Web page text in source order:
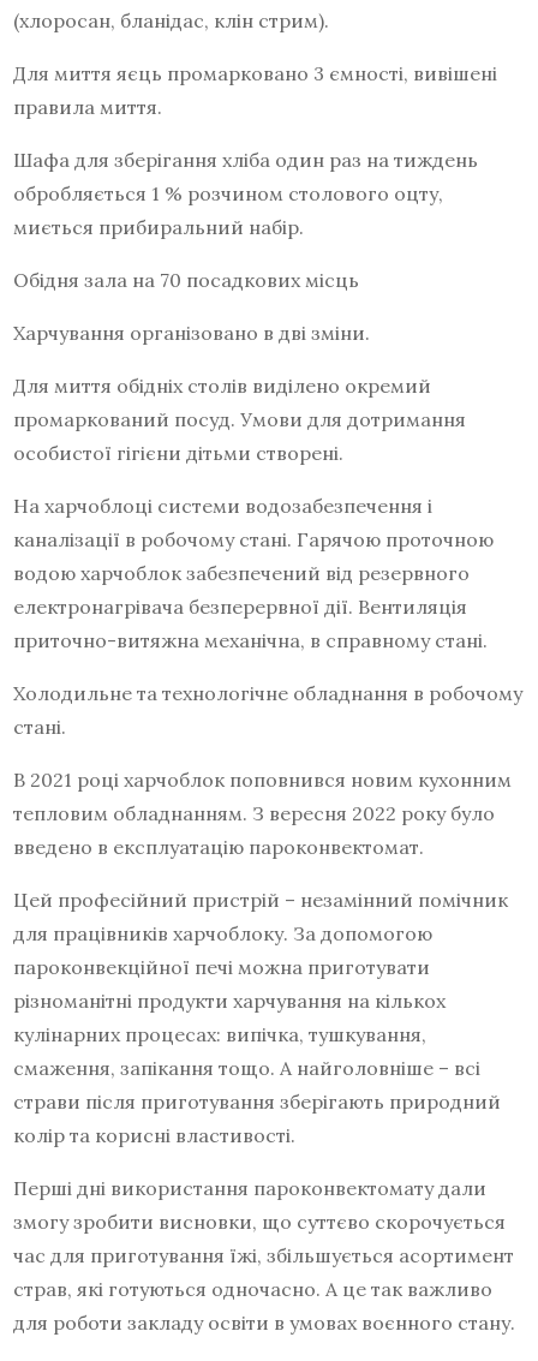
(хлоросан, бланідас, клін стрим).
Для миття яєць промарковано 3 ємності, вивішені
правила миття.
Шафа для зберігання хліба один раз на тиждень
обробляється 1 % розчином столового оцту,
миється прибиральний набір.
Обідня зала на 70 посадкових місць
Харчування організовано в дві зміни.
Для миття обідніх столів виділено окремий
промаркований посуд. Умови для дотримання
особистої гігієни дітьми створені.
На харчоблоці системи водозабезпечення і
каналізації в робочому стані. Гарячою проточною
водою харчоблок забезпечений від резервного
електронагрівача безперервної дії. Вентиляція
приточно-витяжна механічна, в справному стані.
Холодильне та технологічне обладнання в робочому
стані.
В 2021 році харчоблок поповнився новим кухонним
тепловим обладнанням. З вересня 2022 року було
введено в експлуатацію пароконвектомат.
Цей професійний пристрій – незамінний помічник
для працівників харчоблоку. За допомогою
пароконвекційної печі можна приготувати
різноманітні продукти харчування на кількох
кулінарних процесах: випічка, тушкування,
смаження, запікання тощо. А найголовніше – всі
страви після приготування зберігають природний
колір та корисні властивості.
Перші дні використання пароконвектомату дали
змогу зробити висновки, що суттєво скорочується
час для приготування їжі, збільшується асортимент
страв, які готуються одночасно. А це так важливо
для роботи закладу освіти в умовах воєнного стану.